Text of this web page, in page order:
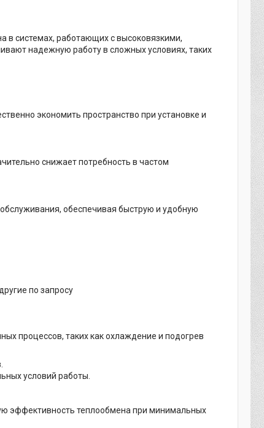
в системах, работающих с высоковязкими,
надежную работу в сложных условиях, таких
экономить пространство при установке и
снижает потребность в частом
обеспечивая быструю и удобную
по запросу
процессов, таких как охлаждение и подогрев
условий работы.
эффективность теплообмена при минимальных